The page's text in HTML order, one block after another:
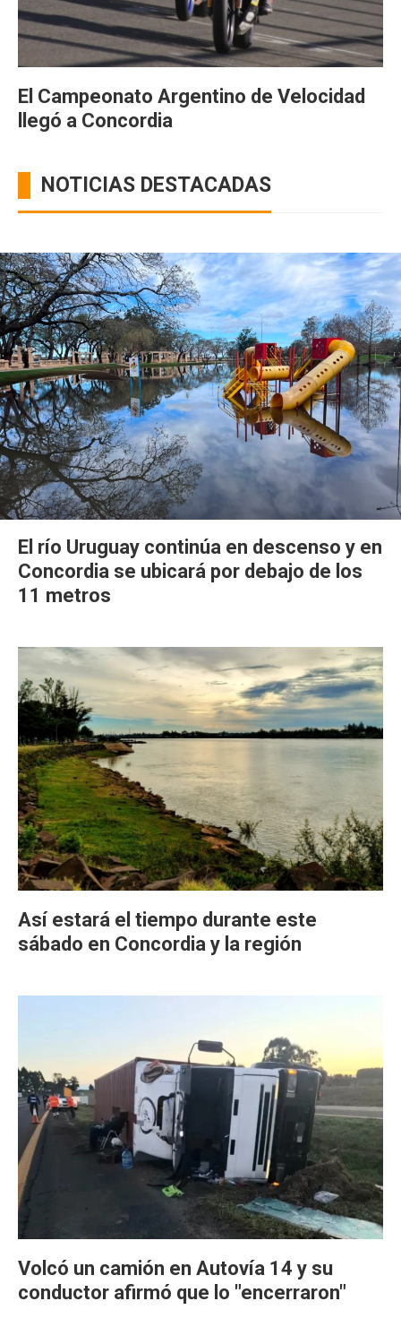
El Campeonato Argentino de Velocidad
llegó a Concordia
NOTICIAS DESTACADAS
El río Uruguay continúa en descenso y en
Concordia se ubicará por debajo de los
11 metros
Así estará el tiempo durante este
sábado en Concordia y la región
Volcó un camión en Autovía 14 y su
conductor afirmó que lo "encerraron"